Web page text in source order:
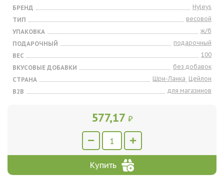
БРЕНД
Hyleys
ТИП
весовой
УПАКОВКА
ж/б
ПОДАРОЧНЫЙ
подарочный
ВЕС
100
ВКУСОВЫЕ ДОБАВКИ
без добавок
СТРАНА
Шри-Ланка, Цейлон
B2B
для магазинов
577,17 ₽
Купить